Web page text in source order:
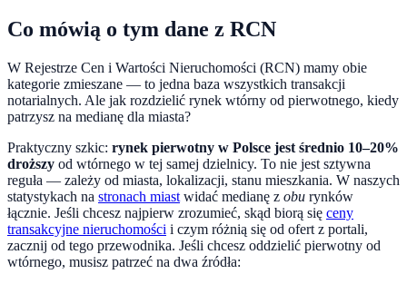
Co mówią o tym dane z RCN
W Rejestrze Cen i Wartości Nieruchomości (RCN) mamy obie
kategorie zmieszane — to jedna baza wszystkich transakcji
notarialnych. Ale jak rozdzielić rynek wtórny od pierwotnego, kiedy
patrzysz na medianę dla miasta?
Praktyczny szkic: rynek pierwotny w Polsce jest średnio 10–20%
droższy od wtórnego w tej samej dzielnicy. To nie jest sztywna
reguła — zależy od miasta, lokalizacji, stanu mieszkania. W naszych
statystykach na stronach miast widać medianę z obu rynków
łącznie. Jeśli chcesz najpierw zrozumieć, skąd biorą się ceny
transakcyjne nieruchomości i czym różnią się od ofert z portali,
zacznij od tego przewodnika. Jeśli chcesz oddzielić pierwotny od
wtórnego, musisz patrzeć na dwa źródła: